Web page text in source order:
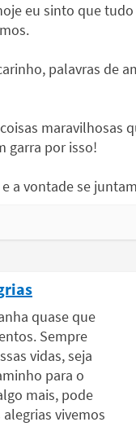
eu sinto que
palavras de
maravilhosas
garra por isso!
a vontade se
quase que
Sempre
vidas, seja
para o
mais, pode
vivemos